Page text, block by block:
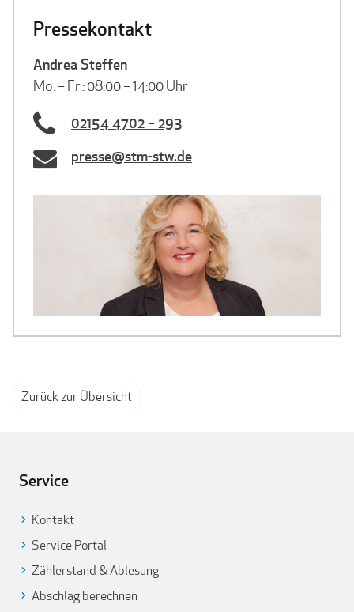
Pressekontakt
Andrea Steffen
Mo. – Fr.: 08:00 – 14:00 Uhr
02154 4702 – 293
presse@stm-stw.de
Zurück zur Übersicht
Service
Kontakt
Service Portal
Zählerstand & Ablesung
Abschlag berechnen